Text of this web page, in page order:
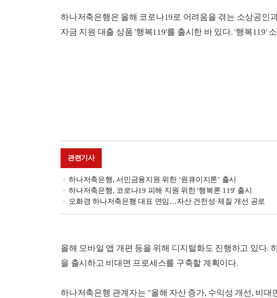
하나저축은행은 올해 코로나19로 어려움을 겪는 소상공인
자금 지원 대출 상품 '행복119'를 출시한 바 있다. '행복119'
관련기사
하나저축은행, 서민금융지원 위한 ‘원큐이지론’ 출시
하나저축은행, 코로나19 피해 지원 위한 '행복론 119' 출시
오화경 하나저축은행 대표 연임…자산 건전성·체질 개선 공로
올해 모바일 앱 개편 등을 위해 디지털화도 진행하고 있다.
을 출시하고 비대면 프로세스를 구축할 계획이다.
하나저축은행 관계자는 "올해 자산 증가, 수익성 개선, 비